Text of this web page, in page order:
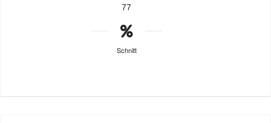
77
Schnitt